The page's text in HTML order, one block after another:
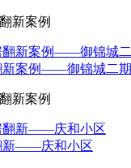
翻新案例
新案例——御锦城二期
翻新案例
新——庆和小区